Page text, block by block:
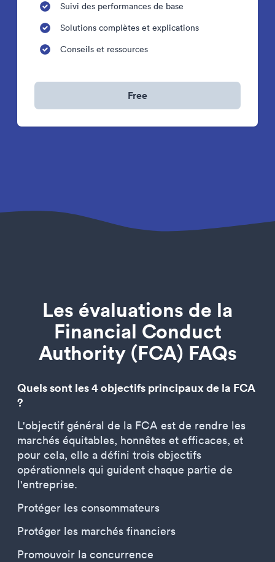
Suivi des performances de base
Solutions complètes et explications
Conseils et ressources
Free
Les évaluations de la
Financial Conduct
Authority (FCA) FAQs
Quels sont les 4 objectifs principaux de la FCA
?
L'objectif général de la FCA est de rendre les
marchés équitables, honnêtes et efficaces, et
pour cela, elle a défini trois objectifs
opérationnels qui guident chaque partie de
l'entreprise.
Protéger les consommateurs
Protéger les marchés financiers
Promouvoir la concurrence